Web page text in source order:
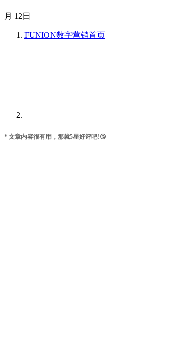
月 12日
FUNION数字营销首页
* 文章内容很有用，那就5星好评吧!😘